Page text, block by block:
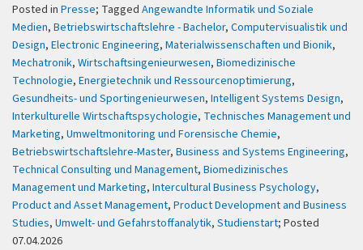
Posted in Presse; Tagged Angewandte Informatik und Soziale
Medien, Betriebswirtschaftslehre - Bachelor, Computervisualistik und
Design, Electronic Engineering, Materialwissenschaften und Bionik,
Mechatronik, Wirtschaftsingenieurwesen, Biomedizinische
Technologie, Energietechnik und Ressourcenoptimierung,
Gesundheits- und Sportingenieurwesen, Intelligent Systems Design,
Interkulturelle Wirtschaftspsychologie, Technisches Management und
Marketing, Umweltmonitoring und Forensische Chemie,
Betriebswirtschaftslehre-Master, Business and Systems Engineering,
Technical Consulting und Management, Biomedizinisches
Management und Marketing, Intercultural Business Psychology,
Product and Asset Management, Product Development and Business
Studies, Umwelt- und Gefahrstoffanalytik, Studienstart; Posted
07.04.2026